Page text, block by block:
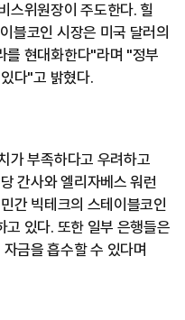
스위원장이 주도한다. 힐
블코인 시장은 미국 달러의
를 현대화한다"라며 "정부
다"고 밝혔다.
가 부족하다고 우려하고
간사와 엘리자베스 워런
간 빅테크의 스테이블코인
고 있다. 또한 일부 은행들은
금을 흡수할 수 있다며